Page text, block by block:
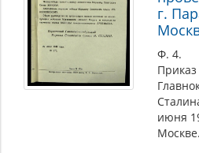
г.
Ф. 4.
июня
Москве.